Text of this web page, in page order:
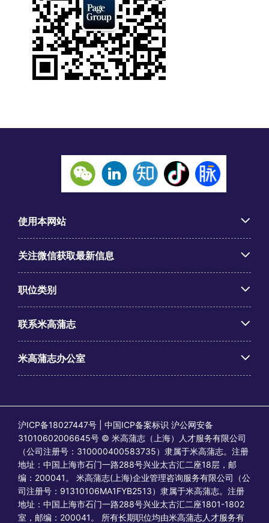
使用本网站
关注微信获取最新信息
职位类别
联系米高蒲志
米高蒲志办公室
沪ICP备18027447号 | 中国ICP备案标识 沪公网安备
31010602006645号 © 米高蒲志（上海）人才服务有限公司
（公司注册号：310000400583735）隶属于米高蒲志。注册
地址：中国上海市石门一路288号兴业太古汇二座18层，邮
编：200041。 米高蒲志(上海)企业管理咨询服务有限公司（公
司注册号：91310106MA1FYB2513）隶属于米高蒲志。注册
地址：中国上海市石门一路288号兴业太古汇二座1801-1802
室，邮编：200041。 所有长期职位均由米高蒲志人才服务有